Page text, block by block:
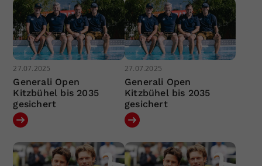
27.07.2025
Generali Open
Kitzbühel bis 2035
gesichert
27.07.2025
Generali Open
Kitzbühel bis 2035
gesichert